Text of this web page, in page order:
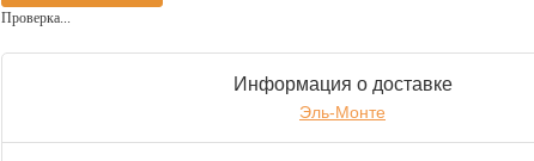
Проверка...
Информация о доставке
Эль-Монте